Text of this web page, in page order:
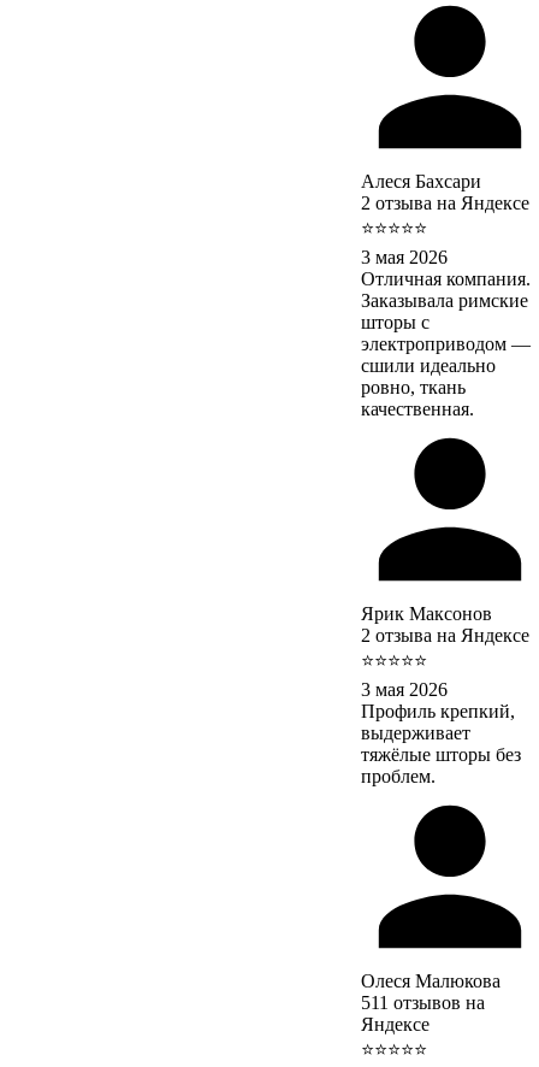
Алеся Бахсари
2 отзыва на Яндексе
⭐⭐⭐⭐⭐
3 мая 2026
Отличная компания.
Заказывала римские
шторы с
электроприводом —
сшили идеально
ровно, ткань
качественная.
Ярик Максонов
2 отзыва на Яндексе
⭐⭐⭐⭐⭐
3 мая 2026
Профиль крепкий,
выдерживает
тяжёлые шторы без
проблем.
Олеся Малюкова
511 отзывов на
Яндексе
⭐⭐⭐⭐⭐